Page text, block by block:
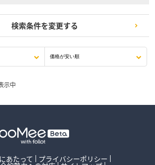
検索条件を変更する
示中
あたって プライバシーポリシー